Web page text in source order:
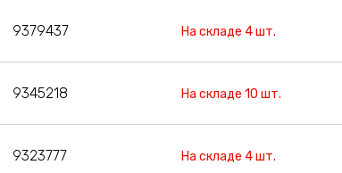
9379437 На складе 4 шт.
9345218 На складе 10 шт.
9323777 На складе 4 шт.